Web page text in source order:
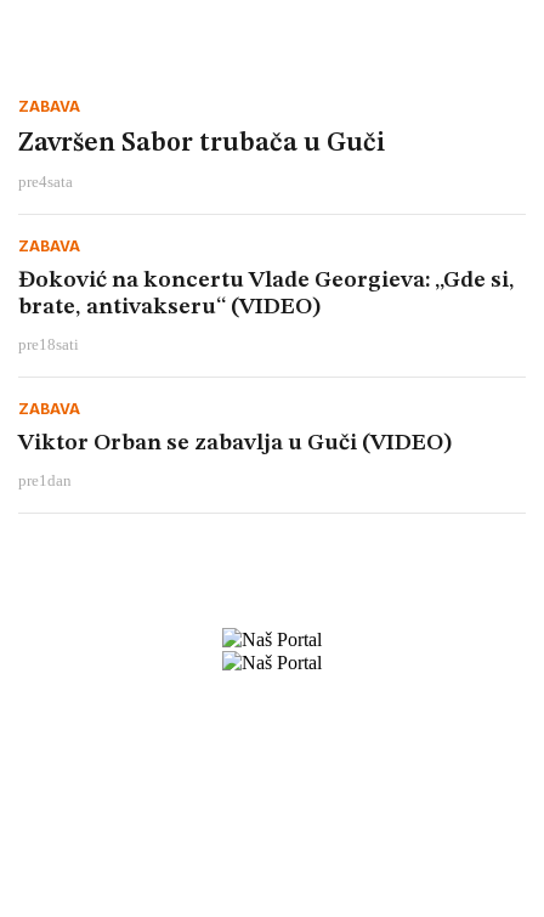
ZABAVA
Završen Sabor trubača u Guči
pre4sata
ZABAVA
Đoković na koncertu Vlade Georgieva: „Gde si,
brate, antivakseru“ (VIDEO)
pre18sati
ZABAVA
Viktor Orban se zabavlja u Guči (VIDEO)
pre1 dan